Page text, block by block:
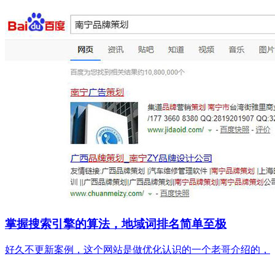
掌握搜索引擎的算法，地域词排名简单至极
好久不更新案例，这个网站是做优化认识的一个老哥介绍的，